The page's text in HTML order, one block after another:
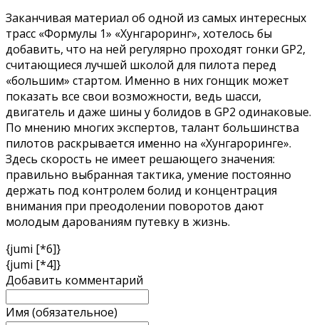
Заканчивая материал об одной из самых интересных
трасс «Формулы 1» «Хунгароринг», хотелось бы
добавить, что на ней регулярно проходят гонки GP2,
считающиеся лучшей школой для пилота перед
«большим» стартом. Именно в них гонщик может
показать все свои возможности, ведь шасси,
двигатель и даже шины у болидов в GP2 одинаковые.
По мнению многих экспертов, талант большинства
пилотов раскрывается именно на «Хунгароринге».
Здесь скорость не имеет решающего значения:
правильно выбранная тактика, умение постоянно
держать под контролем болид и концентрация
внимания при преодолении поворотов дают
молодым дарованиям путевку в жизнь.
{jumi [*6]}
{jumi [*4]}
Добавить комментарий
Имя (обязательное)